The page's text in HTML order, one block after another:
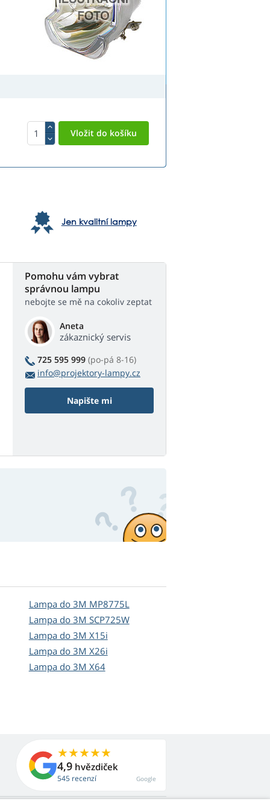
Jen kvalitní lampy
Pomohu vám vybrat
správnou lampu
nebojte se mě na cokoliv zeptat
Aneta
zákaznický servis
725 595 999 (po-pá 8-16)
info@projektory-lampy.cz
Napište mi
Lampa do 3M MP8775L
Lampa do 3M SCP725W
Lampa do 3M X15i
Lampa do 3M X26i
Lampa do 3M X64
4,9 hvězdiček
545 recenzí Google